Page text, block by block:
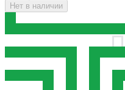
Нет в наличии